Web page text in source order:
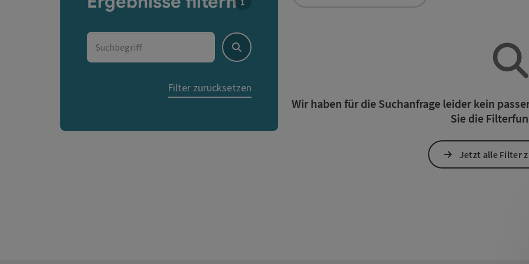
Suchbegriff
Suchen
Filter zurücksetzen
Wir haben für die Suchanfrage leider kein
Sie die
Jetzt alle Filter